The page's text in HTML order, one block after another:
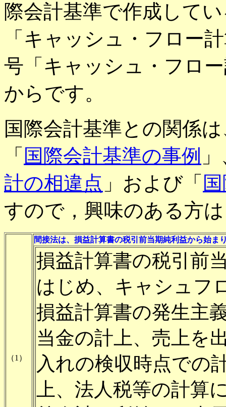
際会計基準で作成して
「キャッシュ・フロー
号「キャッシュ・フロ
からです。
国際会計基準との関係
「 国際会計基準の事例
計の相違点 」および「
すので，興味のある方
（1）
間接法は、損益計算書の税引前当期純利益から始ま
損益計算書の税引前
はじめ、キャシュフ
損益計算書の発生主
当金の計上、売上を
入れの検収時点での
上、法人税等の計算